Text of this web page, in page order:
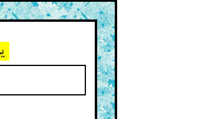
یک پلنگی طفلکان نو زاده بود ** گفتم او را شیر ده طاعت نمود